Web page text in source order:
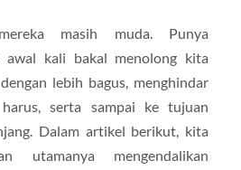
masih muda. Punya
awal kali bakal menolong kita
lebih bagus, menghindar
serta sampai ke tujuan
Dalam artikel berikut, kita
utamanya mengendalikan